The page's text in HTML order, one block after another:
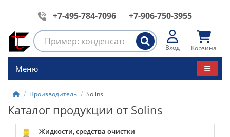
+7-495-784-7096 +7-906-750-3955
Вход Корзина
Меню
Производитель Solins
Каталог продукции от Solins
Жидкости, средства очистки